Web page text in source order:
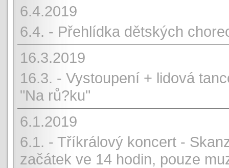
6.4.2019
6.4. - Přehlídka dětských
16.3.2019
16.3. - Vystoupení + lidová
"Na rů?ku"
6.1.2019
6.1. - Tříkrálový koncert -
začátek ve 14 hodin, pouze